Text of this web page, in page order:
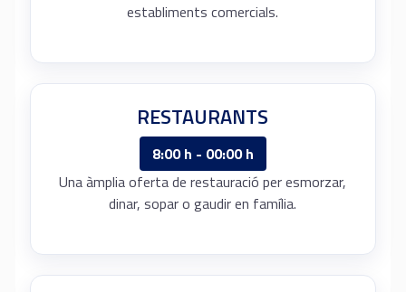
establiments comercials.
RESTAURANTS
8:00 h - 00:00 h
Una àmplia oferta de restauració per esmorzar,
dinar, sopar o gaudir en família.